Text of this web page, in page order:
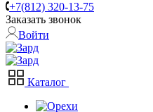
+7(812) 320-13-75
Заказать звонок
Войти
Каталог